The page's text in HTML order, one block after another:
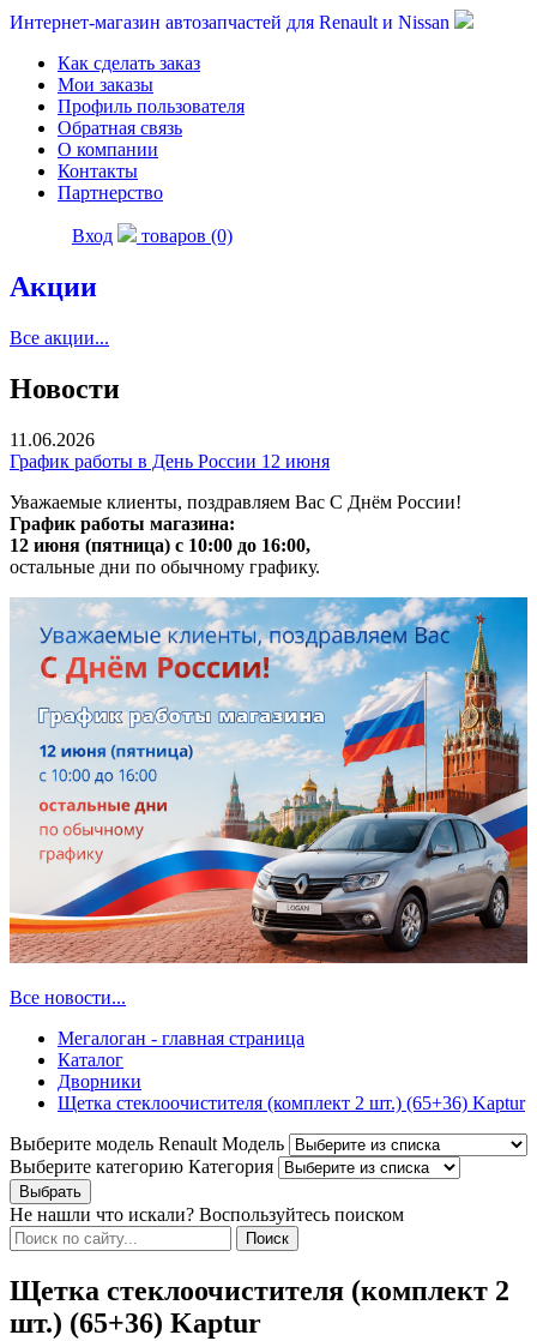
Интернет-магазин автозапчастей для Renault и Nissan
Как сделать заказ
Мои заказы
Профиль пользователя
Обратная связь
О компании
Контакты
Партнерство
Вход товаров (0)
Акции
Все акции...
Новости
11.06.2026
График работы в День России 12 июня
Уважаемые клиенты, поздравляем Вас С Днём России!
График работы магазина:
12 июня (пятница) с 10:00 до 16:00,
остальные дни по обычному графику.
Все новости...
Мегалоган - главная страница
Каталог
Дворники
Щетка стеклоочистителя (комплект 2 шт.) (65+36) Kaptur
Выберите модель Renault Модель
Выберите категорию Категория
Не нашли что искали? Воспользуйтесь поиском
Щетка стеклоочистителя (комплект 2
шт.) (65+36) Kaptur